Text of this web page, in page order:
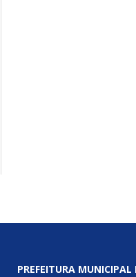
PREFEITURA